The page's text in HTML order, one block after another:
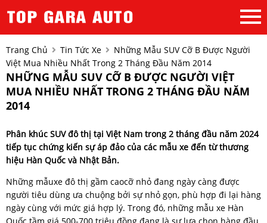
Trang Chủ Tin Tức Xe
Những Mẫu SUV Cỡ B Được Người
Việt Mua Nhiều Nhất Trong 2 Tháng Đầu Năm 2014
NHỮNG MẪU SUV CỠ B ĐƯỢC NGƯỜI VIỆT
MUA NHIỀU NHẤT TRONG 2 THÁNG ĐẦU NĂM
2014
Phân khúc SUV đô thị tại Việt Nam trong 2 tháng đầu năm 2024
tiếp tục chứng kiến sự áp đảo của các mẫu xe đến từ thương
hiệu Hàn Quốc và Nhật Bản.
Những mẫuxe đô thị gầm caocỡ nhỏ đang ngày càng được
người tiêu dùng ưa chuộng bởi sự nhỏ gọn, phù hợp đi lại hàng
ngày cùng với mức giá hợp lý. Trong đó, những mẫu xe Hàn